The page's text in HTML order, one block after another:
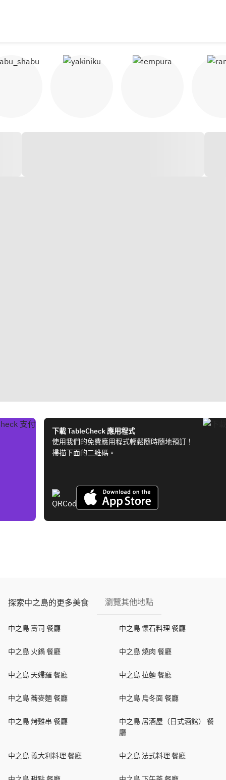
下載 TableCheck 應用程式
使用我們的免費應用程式輕鬆隨時隨地預訂！
掃描下面的二維碼。
探索中之島的更多美食 瀏覽其他地點
中之島 壽司 餐廳 中之島 懷石料理 餐廳
中之島 火鍋 餐廳 中之島 燒肉 餐廳
中之島 天婦羅 餐廳 中之島 拉麵 餐廳
中之島 蕎麥麵 餐廳 中之島 烏冬面 餐廳
中之島 烤雞串 餐廳
中之島 居酒屋（日式酒館） 餐
廳
中之島 義大利料理 餐廳 中之島 法式料理 餐廳